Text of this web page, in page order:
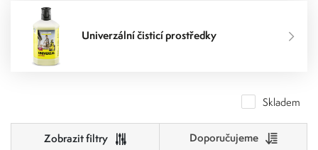
Univerzální čisticí prostředky
Skladem
Doporučujeme